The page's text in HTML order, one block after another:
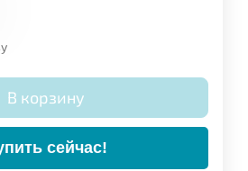
В корзину
сейчас!